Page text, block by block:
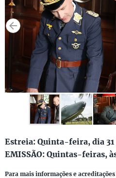
Estreia: Quinta-feira, dia 31
EMISSÃO: Quintas-feiras,
Para mais informações e